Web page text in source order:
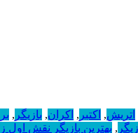
اتریش, اکتبر , اکران, بازیگر ,
, بهترین بازیگر نقش اول